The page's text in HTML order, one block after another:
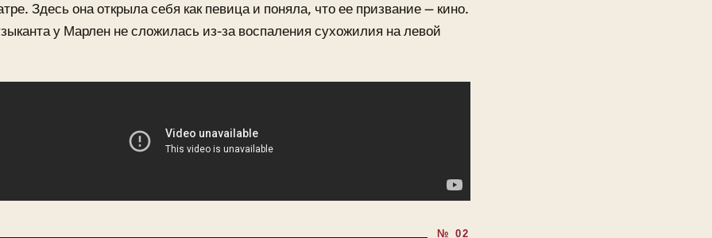
Здесь она открыла себя как певица и поняла, что ее призвание — кино.
у Марлен не сложилась из-за воспаления сухожилия на левой